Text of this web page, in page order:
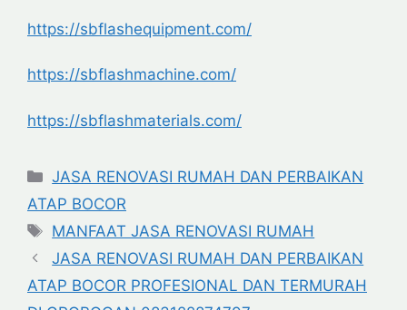
https://sbflashequipment.com/
https://sbflashmachine.com/
https://sbflashmaterials.com/
Categories
JASA RENOVASI RUMAH DAN PERBAIKAN
ATAP BOCOR
Tags
MANFAAT JASA RENOVASI RUMAH
JASA RENOVASI RUMAH DAN PERBAIKAN
ATAP BOCOR PROFESIONAL DAN TERMURAH